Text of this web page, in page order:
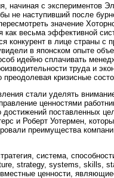
начиная с экспериментов
не наступивший после
значение
как весьма эффективной
конкурент в лице страны с
в японском опыте
идейно сплачивать
труда и
кризисные
стали уделять
ценностями
достижений поставленных
и Роберт Уотермен,
преимущества
система,
strategy, systems, skills,
ценности,